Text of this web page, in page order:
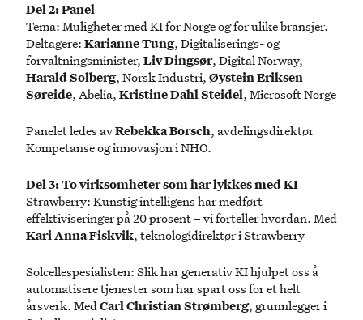
Del 2: Panel
Tema: Muligheter med KI for Norge og for ulike bransjer.
Deltagere:Karianne Tung, Digitaliserings- og
forvaltningsminister,Liv Dingsør, Digital Norway,
Harald Solberg, Norsk Industri,Øystein Eriksen
Søreide, Abelia,Kristine Dahl Steidel, Microsoft Norge
Panelet ledes avRebekka Borsch, avdelingsdirektør
Kompetanse og innovasjon i NHO.
Del 3: To virksomheter som har lykkes med KI
Strawberry: Kunstig intelligens har medført
effektiviseringer på 20 prosent – ​​vi forteller hvordan. Med
Kari Anna Fiskvik, teknologidirektør i Strawberry
Solcellespesialisten: Slik har generativ KI hjulpet oss å
automatisere tjenester som har spart oss for et helt
årsverk. MedCarl Christian Strømberg, grunnlegger i